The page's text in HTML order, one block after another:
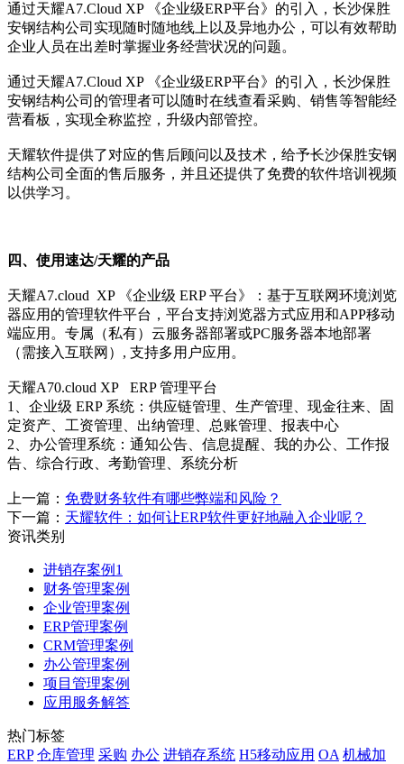
通过天耀A7.Cloud XP 《企业级ERP平台》的引入，长沙保胜
安钢结构公司实现随时随地线上以及异地办公，可以有效帮助
企业人员在出差时掌握业务经营状况的问题。
通过天耀A7.Cloud XP 《企业级ERP平台》的引入，长沙保胜
安钢结构公司的管理者可以随时在线查看采购、销售等智能经
营看板，实现全称监控，升级内部管控。
天耀软件提供了对应的售后顾问以及技术，给予长沙保胜安钢
结构公司全面的售后服务，并且还提供了免费的软件培训视频
以供学习。
四、使用速达/天耀的产品
天耀A7.cloud XP 《企业级 ERP 平台》：基于互联网环境浏览
器应用的管理软件平台，平台支持浏览器方式应用和APP移动
端应用。专属（私有）云服务器部署或PC服务器本地部署
（需接入互联网）, 支持多用户应用。
天耀A70.cloud XP ERP 管理平台
1、企业级 ERP 系统：供应链管理、生产管理、现金往来、固
定资产、工资管理、出纳管理、总账管理、报表中心
2、办公管理系统：通知公告、信息提醒、我的办公、工作报
告、综合行政、考勤管理、系统分析
上一篇： 免费财务软件有哪些弊端和风险？
下一篇： 天耀软件：如何让ERP软件更好地融入企业呢？
资讯类别
进销存案例1
财务管理案例
企业管理案例
ERP管理案例
CRM管理案例
办公管理案例
项目管理案例
应用服务解答
热门标签
ERP 仓库管理 采购 办公 进销存系统 H5移动应用 OA 机械加